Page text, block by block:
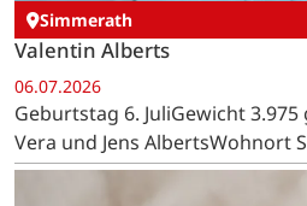
Simmerath
Valentin Alberts
06.07.2026
Geburtstag 6. JuliGewicht
Vera und Jens AlbertsWohnort